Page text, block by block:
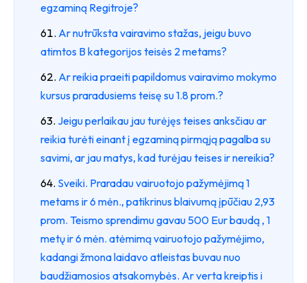
egzaminą Regitroje?
Ar nutrūksta vairavimo stažas, jeigu buvo
atimtos B kategorijos teisės 2 metams?
Ar reikia praeiti papildomus vairavimo mokymo
kursus praradusiems teisę su 1.8 prom.?
Jeigu perlaikau jau turėjęs teises anksčiau ar
reikia turėti einant į egzaminą pirmąją pagalba su
savimi, ar jau matys, kad turėjau teises ir nereikia?
Sveiki. Praradau vairuotojo pažymėjimą 1
metams ir 6 mėn., patikrinus blaivumą įpūčiau 2,93
prom. Teismo sprendimu gavau 500 Eur baudą , 1
metų ir 6 mėn. atėmimą vairuotojo pažymėjimo,
kadangi žmona laidavo atleistas buvau nuo
baudžiamosios atsakomybės. Ar verta kreiptis i